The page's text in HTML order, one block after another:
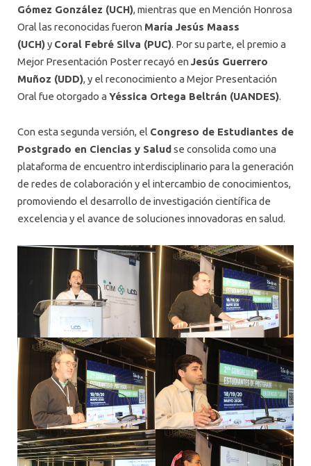
Gómez González (UCH), mientras que en Mención Honrosa
Oral las reconocidas fueron María Jesús Maass
(UCH)y Coral Febré Silva (PUC). Por su parte, el premio a
Mejor Presentación Poster recayó en Jesús Guerrero
Muñoz (UDD), y el reconocimiento a Mejor Presentación
Oral fue otorgado a Yéssica Ortega Beltrán (UANDES).
Con esta segunda versión, el Congreso de Estudiantes de
Postgrado en Ciencias y Salud se consolida como una
plataforma de encuentro interdisciplinario para la generación
de redes de colaboración y el intercambio de conocimientos,
promoviendo el desarrollo de investigación científica de
excelencia y el avance de soluciones innovadoras en salud.